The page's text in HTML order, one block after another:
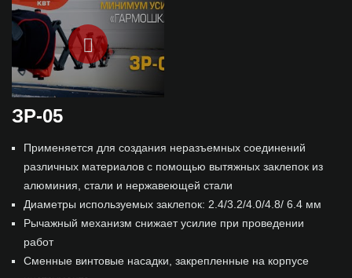
ЗР-05
Применяется для создания неразъемных соединений
различных материалов с помощью вытяжных заклепок из
алюминия, стали и нержавеющей стали
Диаметры используемых заклепок: 2.4/3.2/4.0/4.8/ 6.4 мм
Рычажный механизм снижает усилие при проведении
работ
Сменные винтовые насадки, закрепленные на корпусе